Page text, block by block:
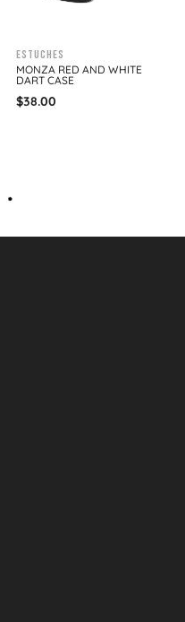
Estuches
MONZA RED AND WHITE
DART CASE
$38.00